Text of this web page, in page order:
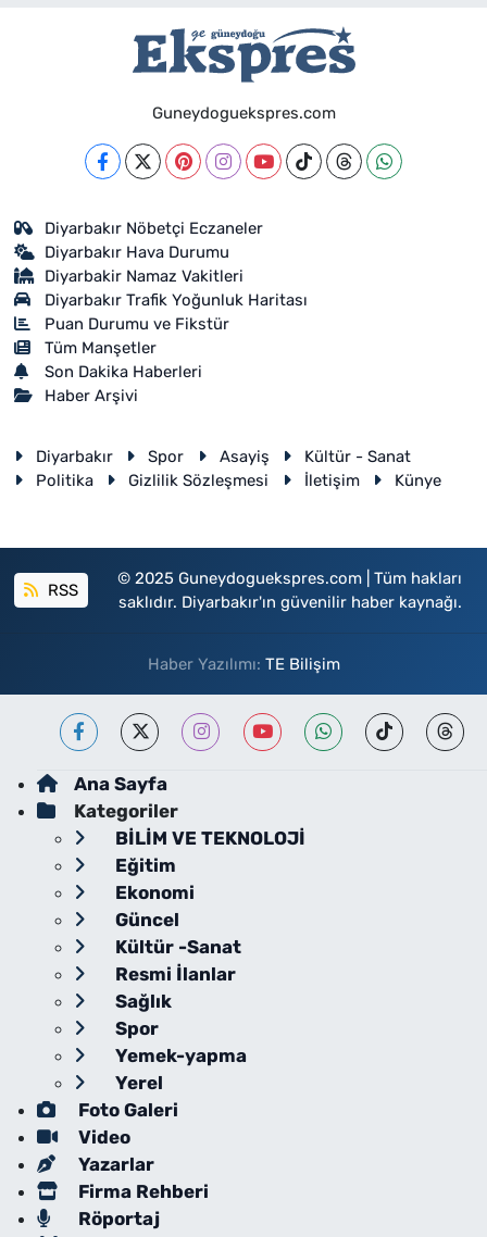
Guneydoguekspres.com
Diyarbakır Nöbetçi Eczaneler
Diyarbakır Hava Durumu
Diyarbakir Namaz Vakitleri
Diyarbakır Trafik Yoğunluk Haritası
Puan Durumu ve Fikstür
Tüm Manşetler
Son Dakika Haberleri
Haber Arşivi
Diyarbakır Spor Asayiş
Kültür - Sanat
Politika
Gizlilik Sözleşmesi İletişim Künye
RSS
© 2025 Guneydoguekspres.com | Tüm hakları
saklıdır. Diyarbakır'ın güvenilir haber kaynağı.
Haber Yazılımı: TE Bilişim
Ana Sayfa
Kategoriler
BİLİM VE TEKNOLOJİ
Eğitim
Ekonomi
Güncel
Kültür -Sanat
Resmi İlanlar
Sağlık
Spor
Yemek-yapma
Yerel
Foto Galeri
Video
Yazarlar
Firma Rehberi
Röportaj